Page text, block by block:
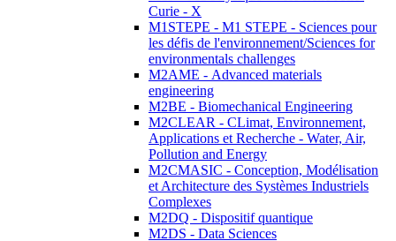
Curie - X
M1STEPE - M1 STEPE - Sciences pour
les défis de l'environnement/Sciences for
environmentals challenges
M2AME - Advanced materials
engineering
M2BE - Biomechanical Engineering
M2CLEAR - CLimat, Environnement,
Applications et Recherche - Water, Air,
Pollution and Energy
M2CMASIC - Conception, Modélisation
et Architecture des Systèmes Industriels
Complexes
M2DQ - Dispositif quantique
M2DS - Data Sciences